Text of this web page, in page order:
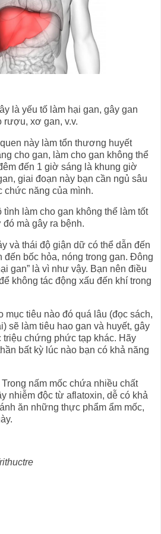
là yếu tố làm hại gan, gây gan
rượu, xơ gan, v.v.
này làm tổn thương huyết
cho gan, làm cho gan không thể
đến 1 giờ sáng là khung giờ
giai đoạn này bạn cần ngủ sâu
chức năng của mình.
tình làm cho gan không thể làm tốt
mà gây ra bệnh.
và thái độ giận dữ có thể dẫn đến
bốc hỏa, nóng trong gan. Đông
gan” là vì như vậy. Bạn nên điều
không tác động xấu đến khí trong
mục tiêu nào đó quá lâu (đọc sách,
sẽ làm tiêu hao gan và huyết, gây
triệu chứng phức tạp khác. Hãy
bất kỳ lúc nào bạn có khả năng
nấm mốc chứa nhiều chất
nhiễm độc từ aflatoxin, dễ có khả
ăn những thực phẩm ẩm mốc,